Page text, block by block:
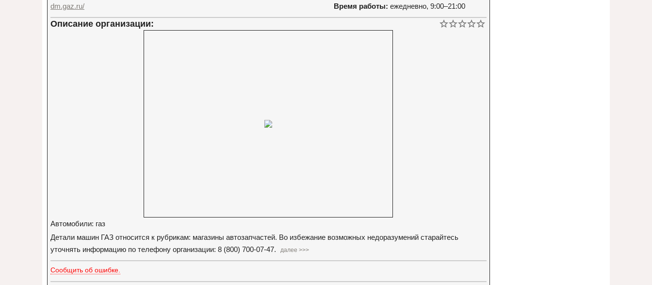
dm.gaz.ru/
Время работы: ежедневно, 9:00–21:00
Описание организации:
Автомобили: газ
Детали машин ГАЗ относится к рубрикам: магазины автозапчастей. Во избежание возможных недоразумений старайтесь
уточнять информацию по телефону организации: 8 (800) 700-07-47.
далее >>>
Сообщить об ошибке.